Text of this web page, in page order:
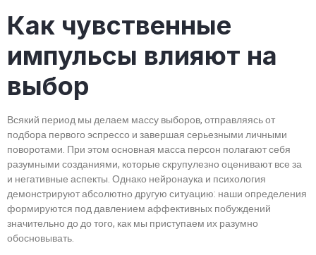
Как чувственные
импульсы влияют на
выбор
Всякий период мы делаем массу выборов, отправляясь от
подбора первого эспрессо и завершая серьезными личными
поворотами. При этом основная масса персон полагают себя
разумными созданиями, которые скрупулезно оценивают все за
и негативные аспекты. Однако нейронаука и психология
демонстрируют абсолютно другую ситуацию: наши определения
формируются под давлением аффективных побуждений
значительно до до того, как мы приступаем их разумно
обосновывать.